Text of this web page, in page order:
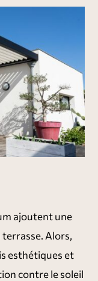
ajoutent une
terrasse. Alors,
esthétiques et
contre le soleil